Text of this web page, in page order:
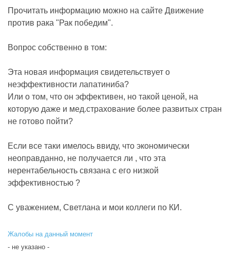
Прочитать информацию можно на сайте Движение
против рака "Рак победим".
Вопрос собственно в том:
Эта новая информация свидетельствует о
неэффективности лапатиниба?
Или о том, что он эффективен, но такой ценой, на
которую даже и мед.страхование более развитых стран
не готово пойти?
Если все таки имелось ввиду, что экономически
неоправданно, не получается ли , что эта
нерентабельность связана с его низкой
эффективностью ?
С уважением, Светлана и мои коллеги по КИ.
Жалобы на данный момент
- не указано -